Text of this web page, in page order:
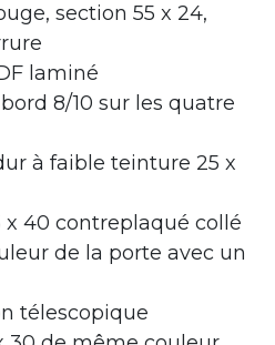
section 55 x 24,
laminé
8/10 sur les quatre
à faible teinture 25 x
x 40 contreplaqué collé
de la porte avec un
télescopique